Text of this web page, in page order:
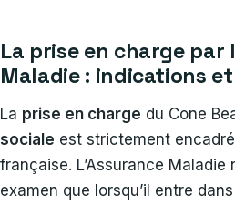
La prise en charge par
Maladie : indications
La prise en charge du Cone
sociale est strictement
française. L’Assurance
examen que lorsqu’il entre